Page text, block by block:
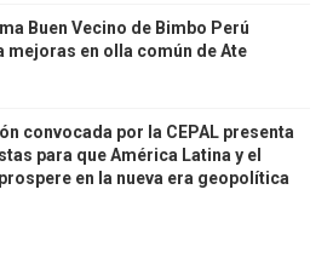
Buen Vecino de Bimbo Perú
mejoras en olla común de Ate
convocada por la CEPAL presenta
para que América Latina y el
en la nueva era geopolítica